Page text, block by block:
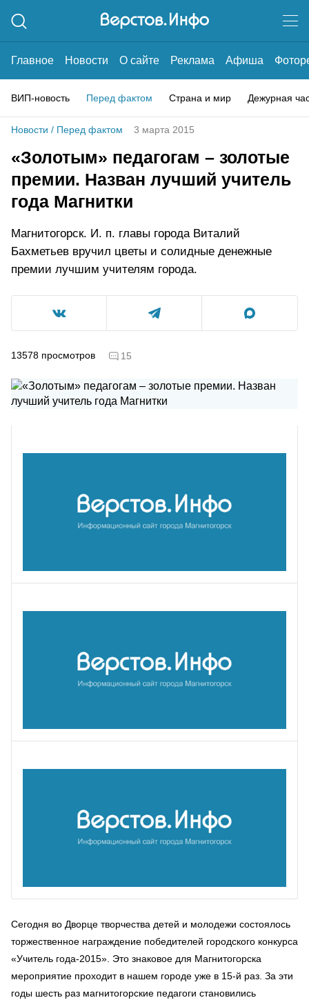
Главное Новости О сайте Реклама Афиша
ВИП-новость Перед фактом Страна и мир Дежурная
Новости / Перед фактом 3 марта 2015
«Золотым» педагогам – золотые
премии. Назван лучший учитель
года Магнитки
Магнитогорск. И. п. главы города Виталий
Бахметьев вручил цветы и солидные денежные
премии лучшим учителям города.
13578 просмотров 15
Сегодня во Дворце творчества детей и молодежи состоялось
торжественное награждение победителей городского конкурса
«Учитель года-2015». Это знаковое для Магнитогорска
мероприятие проходит в нашем городе уже в 15-й раз. За эти
годы шесть раз магнитогорские педагоги становились